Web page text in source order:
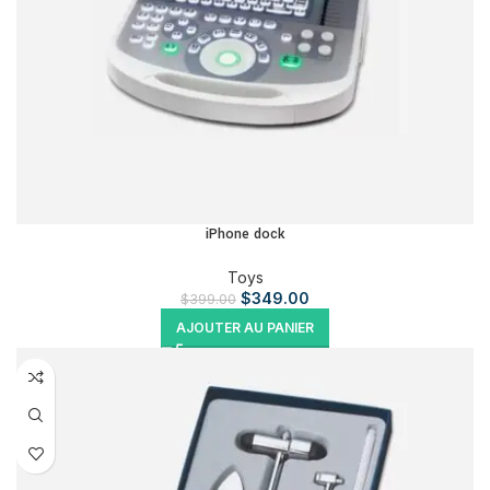
iPhone dock
Toys
$399.00 $349.00
AJOUTER AU PANIER